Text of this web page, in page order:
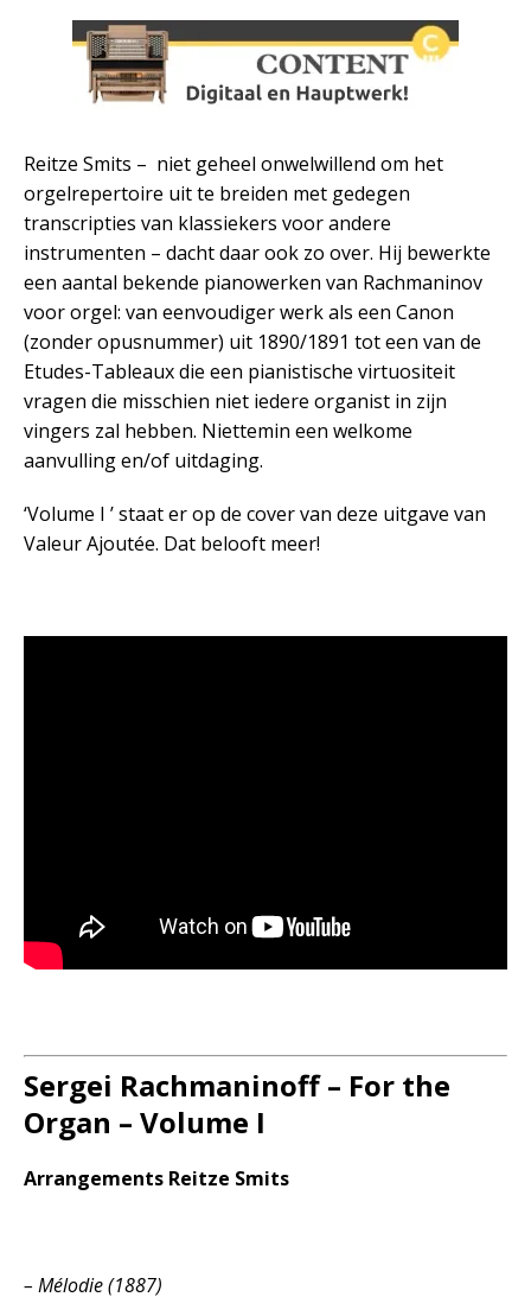
Reitze Smits – niet geheel onwelwillend om het
orgelrepertoire uit te breiden met gedegen
transcripties van klassiekers voor andere
instrumenten – dacht daar ook zo over. Hij bewerkte
een aantal bekende pianowerken van Rachmaninov
voor orgel: van eenvoudiger werk als een Canon
(zonder opusnummer) uit 1890/1891 tot een van de
Etudes-Tableaux die een pianistische virtuositeit
vragen die misschien niet iedere organist in zijn
vingers zal hebben. Niettemin een welkome
aanvulling en/of uitdaging.
‘Volume I ’ staat er op de cover van deze uitgave van
Valeur Ajoutée. Dat belooft meer!
Sergei Rachmaninoff – For the
Organ – Volume I
Arrangements Reitze Smits
– Mélodie (1887)